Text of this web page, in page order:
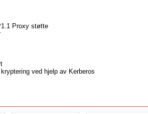
Proxy støtte
ved hjelp av Kerberos